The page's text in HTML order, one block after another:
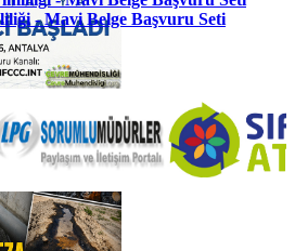
- Mavi Belge Başvuru Seti